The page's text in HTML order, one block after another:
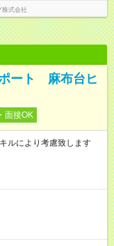
株式会社
ポート 麻布台ヒ
面接OK
により考慮致します